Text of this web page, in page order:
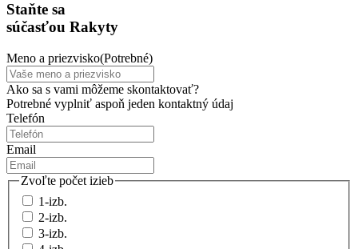
Staňte sa
súčasťou Rakyty
Meno a priezvisko(Potrebné)
Ako sa s vami môžeme skontaktovať?
Potrebné vyplniť aspoň jeden kontaktný údaj
Telefón
Email
Zvoľte počet izieb
1-izb.
2-izb.
3-izb.